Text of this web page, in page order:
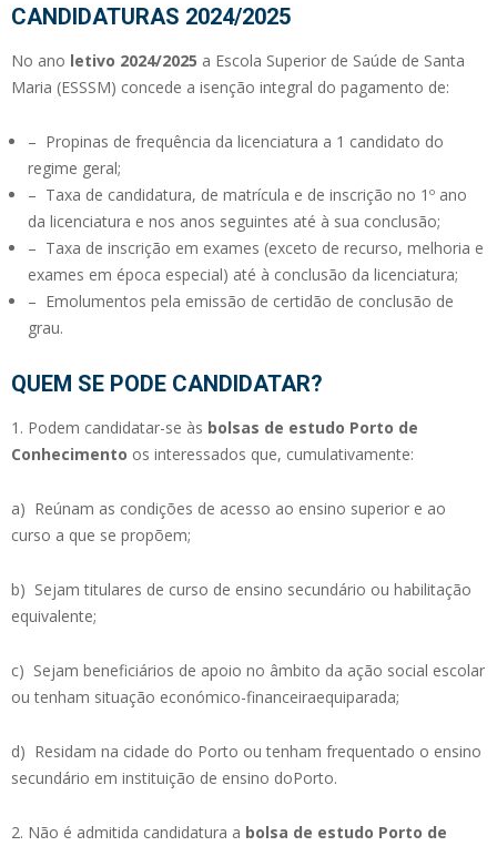
CANDIDATURAS 2024/2025
No ano letivo 2024/2025 a Escola Superior de Saúde de Santa
Maria (ESSSM) concede a isenção integral do pagamento de:
– Propinas de frequência da licenciatura a 1 candidato do
regime geral;
– Taxa de candidatura, de matrícula e de inscrição no 1º ano
da licenciatura e nos anos seguintes até à sua conclusão;
– Taxa de inscrição em exames (exceto de recurso, melhoria e
exames em época especial) até à conclusão da licenciatura;
– Emolumentos pela emissão de certidão de conclusão de
grau.
QUEM SE PODE CANDIDATAR?
1. Podem candidatar-se às bolsas de estudo Porto de
Conhecimento os interessados que, cumulativamente:
a) Reúnam as condições de acesso ao ensino superior e ao
curso a que se propõem;
b) Sejam titulares de curso de ensino secundário ou habilitação
equivalente;
c) Sejam beneficiários de apoio no âmbito da ação social escolar
ou tenham situação económico-financeiraequiparada;
d) Residam na cidade do Porto ou tenham frequentado o ensino
secundário em instituição de ensino doPorto.
2. Não é admitida candidatura a bolsa de estudo Porto de